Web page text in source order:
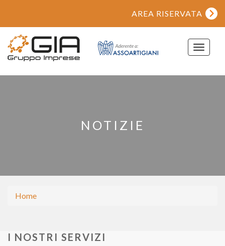
AREA RISERVATA
Toggle
NOTIZIE
Home
I NOSTRI SERVIZI